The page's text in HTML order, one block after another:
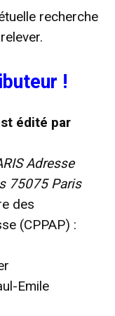
recherche
!
édité par
Adresse
75075 Paris
des
(CPPAP) :
Emile